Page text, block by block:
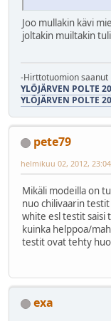
Joo mullakin kävi
joltakin muiltakin
-Hirttotuomion saanut
YLÖJÄRVEN POLTE
YLÖJÄRVEN POLTE
pete79
helmikuu 02, 2012,
Mikäli modeilla on
nuo chilivaarin
white esl testit saisi
kuinka helppoa/
testit ovat tehty
exa